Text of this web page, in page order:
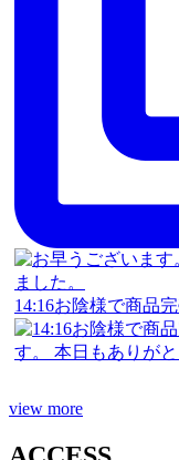
14:16お陰様で商品
view more